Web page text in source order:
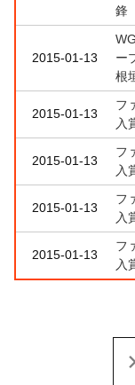
鋒
2015-01-13
ー
根
2015-01-13
フ
入
2015-01-13
フ
入
2015-01-13
フ
入
2015-01-13
フ
入